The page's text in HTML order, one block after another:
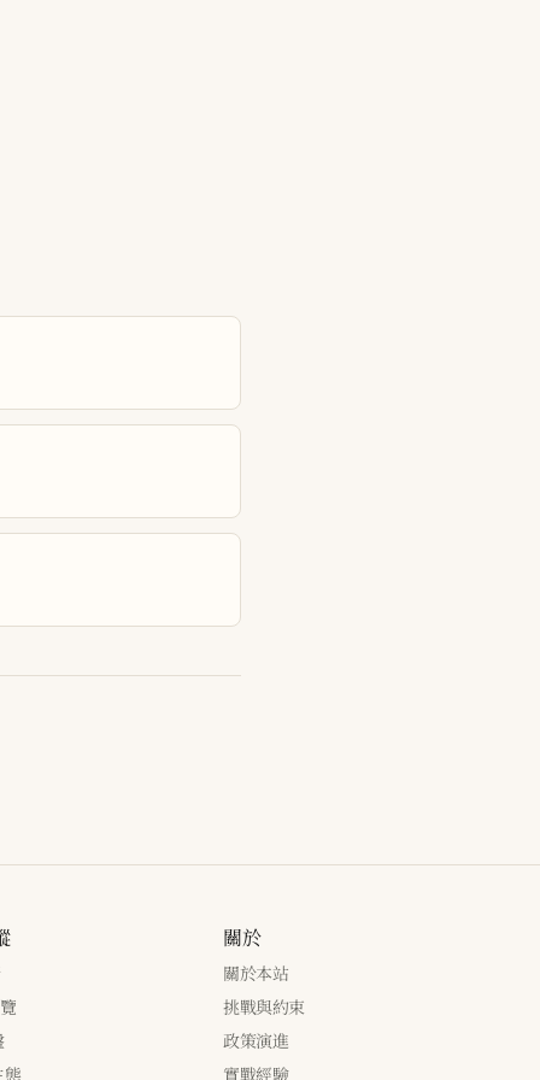
態
關於
關於本站
挑戰與約束
政策演進
實戰經驗